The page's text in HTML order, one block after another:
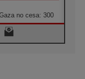
no cesa: 300
el mundo, solo la